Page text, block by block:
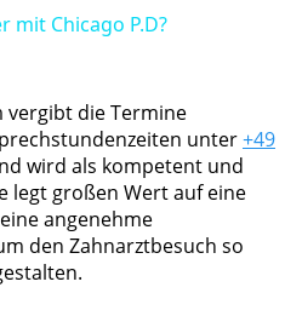
mit Chicago P.D?
vergibt die Termine
unter+49
wird als kompetent und
legt großen Wert auf eine
angenehme
den Zahnarztbesuch so